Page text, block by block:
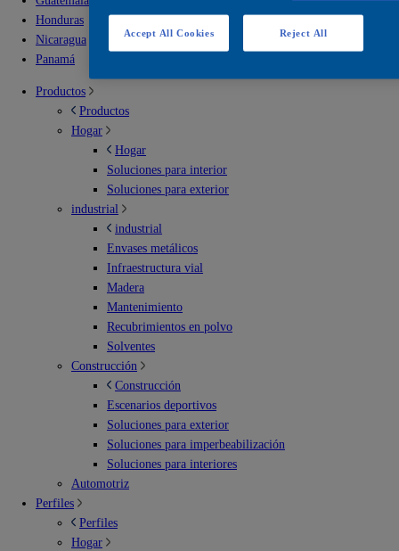
Honduras
Nicaragua
Panamá
Productos
Productos
Hogar
Hogar
Soluciones para interior
Soluciones para exterior
industrial
industrial
Envases metálicos
Infraestructura vial
Madera
Mantenimiento
Recubrimientos en polvo
Solventes
Construcción
Construcción
Escenarios deportivos
Soluciones para exterior
Soluciones para imperbeabilización
Soluciones para interiores
Automotriz
Perfiles
Perfiles
Hogar
Reject All
Accept All Cookies